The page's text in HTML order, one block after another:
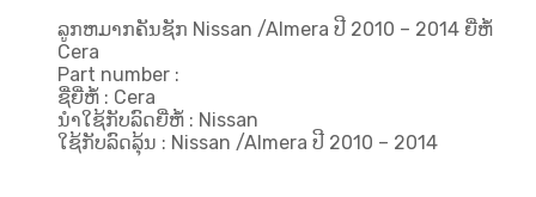
ລູກຫມາກຄັນຊັກ Nissan /Almera ປີ​ 2010 – 2014 ຍີ່ຫໍ້
Cera
Part number :
ຊື່ຍີ່ຫໍ້ : Cera
ນຳໃຊ້ກັບລົດຍີ່ຫໍ້ : Nissan
ໃຊ້ກັບລົດລຸ້ນ : Nissan /Almera ປີ​ 2010 – 2014